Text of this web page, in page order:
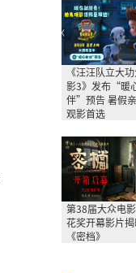
《汪汪队立大
影3》发布“暖
伴”预告 暑假
观影首选
第38届大众电
花奖开幕影片揭
《密档》